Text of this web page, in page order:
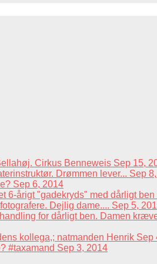
Cirkus Benneweis Sep 15,
Drømmen lever... Sep
Sep 6, 2014
6-årigt "gadekryds" med dårligt
Dejlig dame.... Sep 5,
for dårligt ben. Damen
kollega,; natmanden Henrik Sep
#taxamand Sep 3, 2014